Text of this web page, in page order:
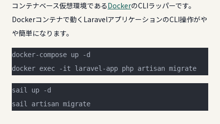
コンテナベース仮想環境であるDockerのCLIラッパーです。
Dockerコンテナで動くLaravelアプリケーションのCLI操作がや
や簡単になります。
docker-compose up -d
docker exec -it laravel-app php artisan migrate
sail up -d
sail artisan migrate